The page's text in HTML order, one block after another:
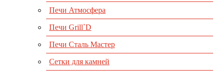
Печи Атмосфера
Печи Grill`D
Печи Сталь Мастер
Сетки для камней